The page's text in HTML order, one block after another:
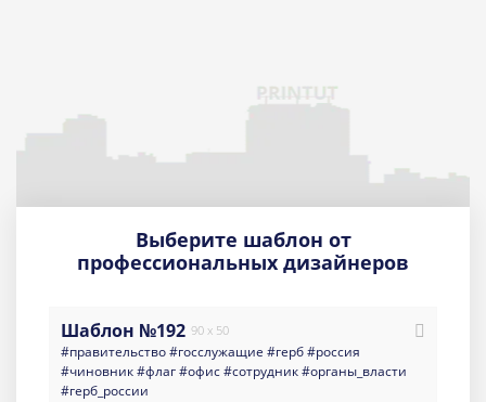
Выберите шаблон от
профессиональных дизайнеров
Шаблон №192 90 x 50
#правительство#госслужащие #герб#россия
#чиновник#флаг#офис#сотрудник#органы_власти
#герб_россии